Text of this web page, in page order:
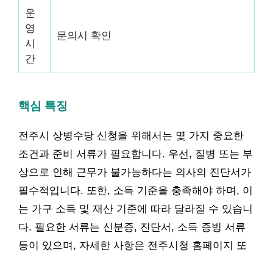
운
영
시
간
문의시 확인
핵심 특징
전주시 상병수당 신청을 위해서는 몇 가지 중요한
조건과 준비 서류가 필요합니다. 우선, 질병 또는 부
상으로 인해 근무가 불가능하다는 의사의 진단서가
필수적입니다. 또한, 소득 기준을 충족해야 하며, 이
는 가구 소득 및 재산 기준에 따라 달라질 수 있습니
다. 필요한 서류는 신분증, 진단서, 소득 증빙 서류
등이 있으며, 자세한 사항은 전주시청 홈페이지 또